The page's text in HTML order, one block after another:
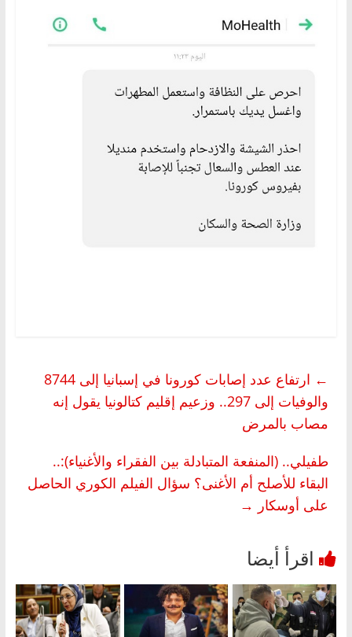
←
ارتفاع عدد إصابات كورونا في إسبانيا إلى 8744
والوفيات إلى 297.. وزعيم إقليم كتالونيا يقول إنه
مصاب بالمرض
طفيلي.. (المنفعة المتبادلة بين الفقراء والأغنياء):..
البقاء للأصلح أم الأغنى؟ سؤال الفيلم الكوري الحاصل
على أوسكار →